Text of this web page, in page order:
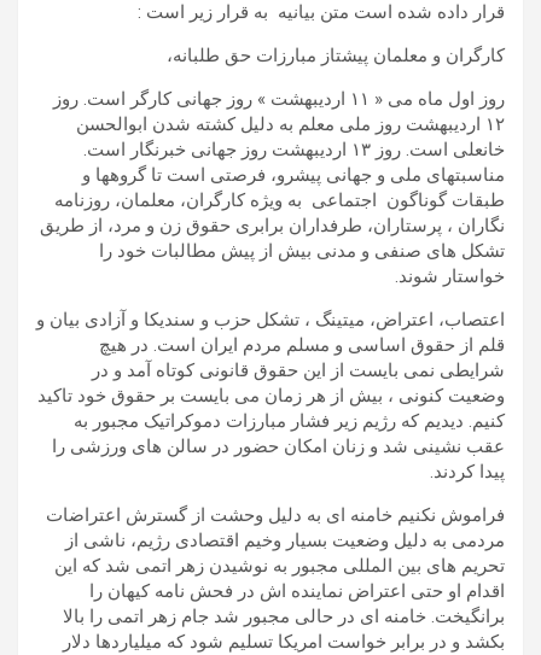
قرار داده شده است متن بیانیه به قرار زیر است :
کارگران و معلمان پیشتاز مبارزات حق طلبانه،
روز اول ماه می « ۱۱ اردیبهشت » روز جهانی کارگر است. روز
۱۲ اردیبهشت روز ملی معلم به دلیل کشته شدن ابوالحسن
خانعلی است. روز ۱۳ اردیبهشت روز جهانی خبرنگار است.
مناسبتهای ملی و جهانی پیشرو، فرصتی است تا گروهها و
طبقات گوناگون اجتماعی به ویژه کارگران، معلمان، روزنامه
نگاران ، پرستاران، طرفداران برابری حقوق زن و مرد، از طریق
تشکل های صنفی و مدنی بیش از پیش مطالبات خود را
خواستار شوند.
اعتصاب، اعتراض، میتینگ ، تشکل حزب و سندیکا و آزادی بیان و
قلم از حقوق اساسی و مسلم مردم ایران است. در هیچ
شرایطی نمی بایست از این حقوق قانونی کوتاه آمد و در
وضعیت کنونی ، بیش از هر زمان می بایست بر حقوق خود تاکید
کنیم. دیدیم که رژیم زیر فشار مبارزات دموکراتیک مجبور به
عقب نشینی شد و زنان امکان حضور در سالن های ورزشی را
پیدا کردند.
فراموش نکنیم خامنه ای به دلیل وحشت از گسترش اعتراضات
مردمی به دلیل وضعیت بسیار وخیم اقتصادی رژیم، ناشی از
تحریم های بین المللی مجبور به نوشیدن زهر اتمی شد که این
اقدام او حتی اعتراض نماینده اش در فحش نامه کیهان را
برانگیخت. خامنه ای در حالی مجبور شد جام زهر اتمی را بالا
بکشد و در برابر خواست امریکا تسلیم شود که میلیاردها دلار